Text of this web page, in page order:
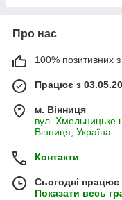
Про нас
100% позитивних з
Працює з
м. Вінниця
вул. Хмельницьке
Вінниця, Україна
Контакти
Сьогодні працює
Показати весь